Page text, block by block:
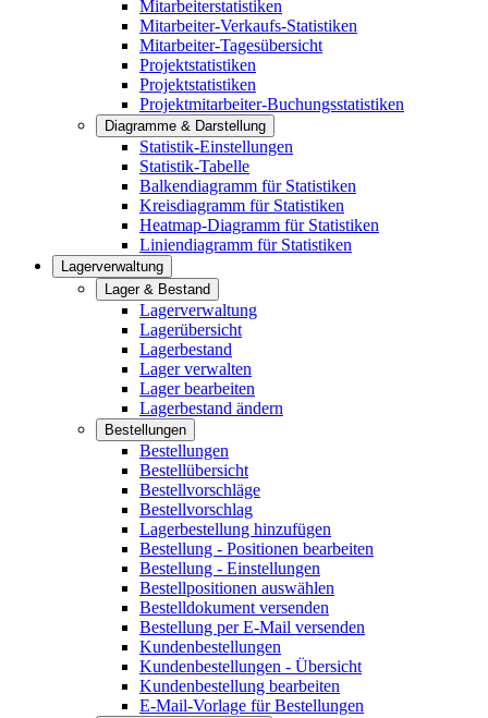
Mitarbeiterstatistiken
Mitarbeiter-Verkaufs-Statistiken
Mitarbeiter-Tagesübersicht
Projektstatistiken
Projektstatistiken
Projektmitarbeiter-Buchungsstatistiken
Diagramme & Darstellung
Statistik-Einstellungen
Statistik-Tabelle
Balkendiagramm für Statistiken
Kreisdiagramm für Statistiken
Heatmap-Diagramm für Statistiken
Liniendiagramm für Statistiken
Lagerverwaltung
Lager & Bestand
Lagerverwaltung
Lagerübersicht
Lagerbestand
Lager verwalten
Lager bearbeiten
Lagerbestand ändern
Bestellungen
Bestellungen
Bestellübersicht
Bestellvorschläge
Bestellvorschlag
Lagerbestellung hinzufügen
Bestellung - Positionen bearbeiten
Bestellung - Einstellungen
Bestellpositionen auswählen
Bestelldokument versenden
Bestellung per E-Mail versenden
Kundenbestellungen
Kundenbestellungen - Übersicht
Kundenbestellung bearbeiten
E-Mail-Vorlage für Bestellungen